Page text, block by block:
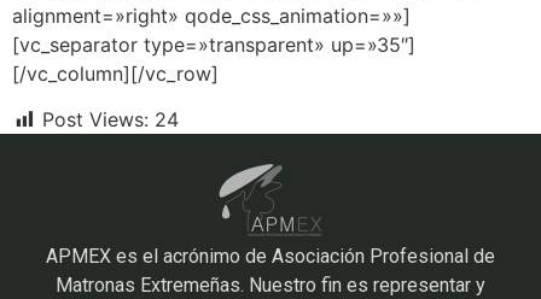
alignment=»right» qode_css_animation=»»]
[vc_separator type=»transparent» up=»35″]
[/vc_column][/vc_row]
Post Views: 24
APMEX es el acrónimo de Asociación Profesional de
Matronas Extremeñas. Nuestro fin es representar y